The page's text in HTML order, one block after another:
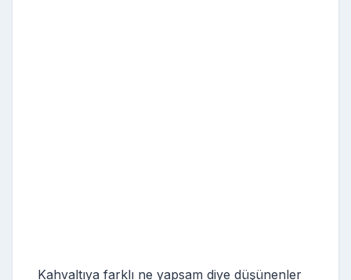
Kahvaltıya farklı ne yapsam diye düşünenler